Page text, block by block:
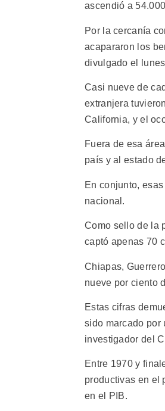
ascendió a
Por la cercanía
acapararon los
divulgado el
Casi nueve de
extranjera
California, y el
Fuera de esa
país y al estado
En conjunto,
nacional.
Como sello de la
captó apenas 70
Chiapas,
nueve por ciento
Estas cifras
sido marcado por
investigador del
Entre 1970 y
productivas en el
en el PIB.